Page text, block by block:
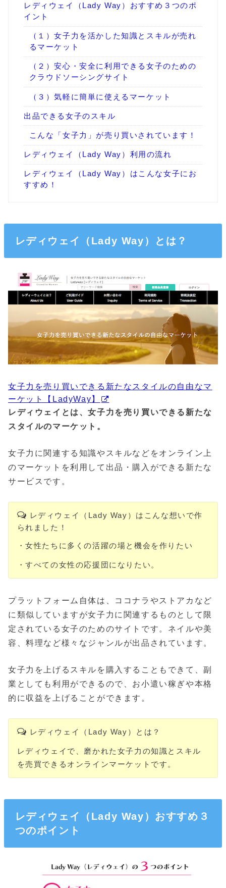
レディウェイ（Lady Way）おすすめ３つのポ
イント
（１）女子力を活かした知識とスキルが売れ
るマーケット
（２）安心・安全に利用できる女子のための
クラウドソーシングサイト
（３）気軽に簡単に使えるマーケット
出品できる女子のスキル
こんな「女子力」が売り買いされています！
レディウェイ（Lady Way）利用の流れ
レディウェイ（Lady Way）はこんな女子にお
すすめ！
レディウェイ（Lady Way）とは？
女子力を売り買いできる新たなスタイルの自由なマ
ーケット【LadyWay】
レディウェイとは、女子力を売り買いできる新たな
スタイルのマーケット。
女子力に関連する知識やスキルなどをオンライン上
のマーケットを利用して出品・購入ができる新たな
サービスです。
レディウェイ（Lady Way）はこんな想いで作
られました！
・女性たちに多くの活躍の場と機会を作りたい
・すべての女性の応援団になりたい。
プラットフォーム自体は、ココナラやストアカなど
に類似していますが女子力に関連するものとして限
定されている女子のためのサイトです。ネイルや美
容、料理など様々なジャンルが出品されています。
女子力を上げるスキルを購入することもできて、副
業としても利用ができるので、お小遣い稼ぎや本格
的に収益を上げることができます。
レディウェイ（Lady Way）とは？
レディウェイで、磨かれた女子力の知識とスキル
を売買できるオンラインマーケットです。
レディウェイ（Lady Way）おすすめ３
つのポイント